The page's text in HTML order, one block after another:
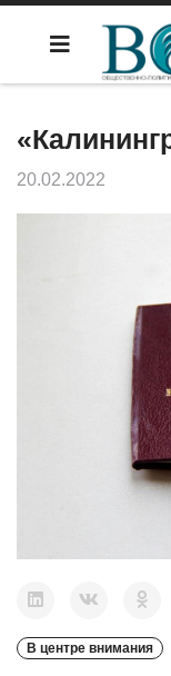
20.02.2022
В центре внимания